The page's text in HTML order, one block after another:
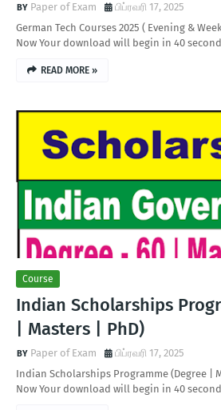
Paper of Exam
பிப்ரவரி 17, 2025
German Tech Courses 2025 ( Evening &
Now Your download will begin in 40
READ MORE »
Course
Indian Scholarships
| Masters | PhD)
Paper of Exam
பிப்ரவரி 17, 2025
Indian Scholarships Programme (Degree |
Now Your download will begin in 40